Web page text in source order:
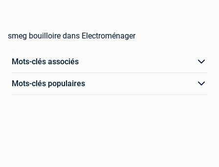
smeg bouilloire dans Electroménager
Mots-clés associés
Mots-clés populaires